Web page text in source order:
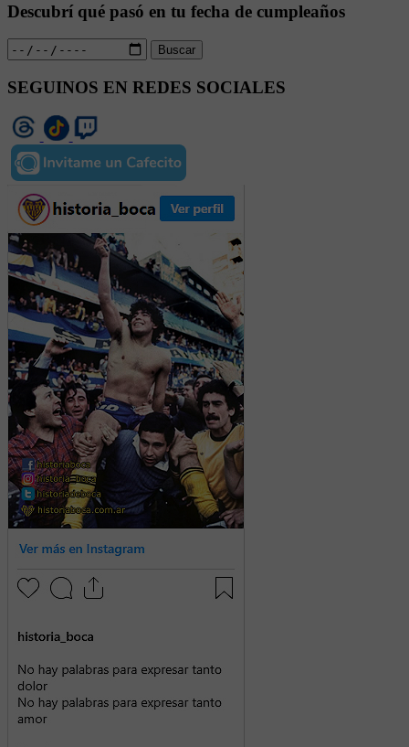
Descubrí qué pasó en tu fecha de cumpleaños
Buscar
SEGUINOS EN REDES SOCIALES